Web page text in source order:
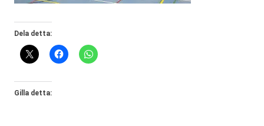
Dela detta:
Gilla detta: